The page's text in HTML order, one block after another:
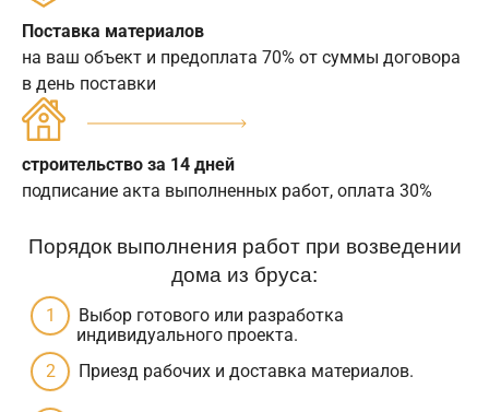
Поставка материалов
на ваш объект и предоплата 70% от суммы договора
в день поставки
строительство за 14 дней
подписание акта выполненных работ, оплата 30%
Порядок выполнения работ при возведении
дома из бруса:
Выбор готового или разработка
индивидуального проекта.
Приезд рабочих и доставка материалов.